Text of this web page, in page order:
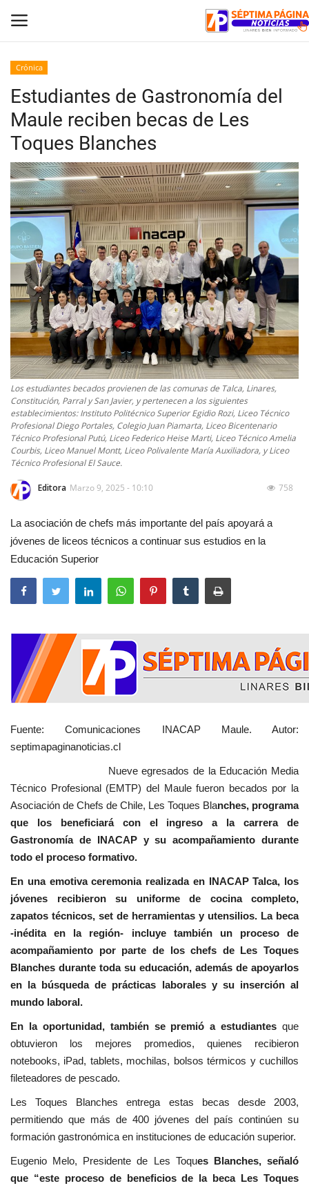
Inicio
Crónica
Policial
Tribunales
Deporte
Política
Espectáculos
Crónica
Estudiantes de Gastronomía del
Maule reciben becas de Les
Toques Blanches
Los estudiantes becados provienen de las comunas de Talca, Linares,
Constitución, Parral y San Javier, y pertenecen a los siguientes
establecimientos: Instituto Politécnico Superior Egidio Rozi, Liceo Técnico
Profesional Diego Portales, Colegio Juan Piamarta, Liceo Bicentenario
Técnico Profesional Putú, Liceo Federico Heise Marti, Liceo Técnico Amelia
Courbis, Liceo Manuel Montt, Liceo Polivalente María Auxiliadora, y Liceo
Técnico Profesional El Sauce.
Editora Marzo 9, 2025 - 10:10 758
La asociación de chefs más importante del país apoyará a
jóvenes de liceos técnicos a continuar sus estudios en la
Educación Superior
Fuente: Comunicaciones INACAP Maule. Autor:
septimapaginanoticias.cl
Nueve egresados de la Educación Media
Técnico Profesional (EMTP) del Maule fueron becados por la
Asociación de Chefs de Chile, Les Toques Blanches, programa
que los beneficiará con el ingreso a la carrera de
Gastronomía de INACAP y su acompañamiento durante
todo el proceso formativo.
En una emotiva ceremonia realizada en INACAP Talca, los
jóvenes recibieron su uniforme de cocina completo,
zapatos técnicos, set de herramientas y utensilios. La beca
-inédita en la región- incluye también un proceso de
acompañamiento por parte de los chefs de Les Toques
Blanches durante toda su educación, además de apoyarlos
en la búsqueda de prácticas laborales y su inserción al
mundo laboral.
En la oportunidad, también se premió a estudiantes que
obtuvieron los mejores promedios, quienes recibieron
notebooks, iPad, tablets, mochilas, bolsos térmicos y cuchillos
fileteadores de pescado.
Les Toques Blanches entrega estas becas desde 2003,
permitiendo que más de 400 jóvenes del país continúen su
formación gastronómica en instituciones de educación superior.
Eugenio Melo, Presidente de Les Toques Blanches, señaló
que “este proceso de beneficios de la beca Les Toques